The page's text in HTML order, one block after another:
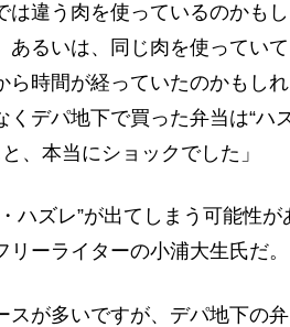
違う肉を使っているのかもし
るいは、同じ肉を使っていて
ら時間が経っていたのかもしれ
デパ地下で買った弁当は“ハ
、本当にショックでした」
ハズレ”が出てしまう可能性が
ーライターの小浦大生氏だ。
スが多いですが、デパ地下の弁